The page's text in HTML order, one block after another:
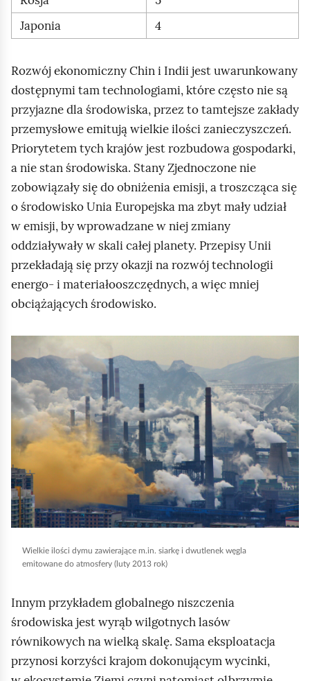
Japonia
4
Rozwój ekonomiczny Chin i Indii jest uwarunkowany
dostępnymi tam technologiami, które często nie są
przyjazne dla środowiska, przez to tamtejsze zakłady
przemysłowe emitują wielkie ilości zanieczyszczeń.
Priorytetem tych krajów jest rozbudowa gospodarki,
a nie stan środowiska. Stany Zjednoczone nie
zobowiązały się do obniżenia emisji, a troszcząca się
o środowisko Unia Europejska ma zbyt mały udział
w emisji, by wprowadzane w niej zmiany
oddziaływały w skali całej planety. Przepisy Unii
przekładają się przy okazji na rozwój technologii
energo- i materiałooszczędnych, a więc mniej
obciążających środowisko.
l
i
n
,
a
b
u
c
Wielkie ilości dymu zawierające m.in. siarkę i dwutlenek węgla
emitowane do atmosfery (luty 2013 rok)
Innym przykładem globalnego niszczenia
środowiska jest wyrąb wilgotnych lasów
równikowych na wielką skalę. Sama eksploatacja
przynosi korzyści krajom dokonującym wycinki,